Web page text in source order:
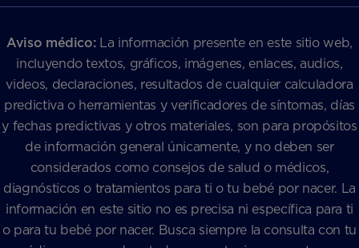
Aviso médico:La información presente en este sitio web,
incluyendo textos, gráficos, imágenes, enlaces, audios,
videos, declaraciones, resultados de cualquier calculadora
predictiva o herramientas y verificadores de síntomas, días
y fechas predictivas y otros materiales, son para propósitos
de información general únicamente, y no deben ser
considerados como consejos de salud o médicos,
diagnósticos o tratamientos para ti o tu bebé por nacer. La
información en este sitio no es precisa ni específica para ti
o para tu bebé por nacer. Busca siempre la consulta con tu